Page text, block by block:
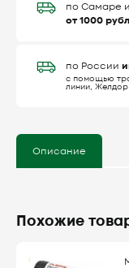
по Самаре
от 1000
по России
с помощью
линии, Желдор
Описание
Похожие